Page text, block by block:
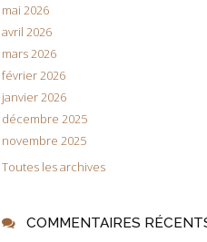
mai 2026
avril 2026
mars 2026
février 2026
janvier 2026
décembre 2025
novembre 2025
Toutes les archives
COMMENTAIRES